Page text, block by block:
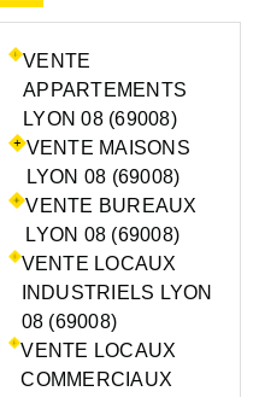
VENTE
APPARTEMENTS
LYON 08 (69008)
VENTE MAISONS
LYON 08 (69008)
VENTE BUREAUX
LYON 08 (69008)
VENTE LOCAUX
INDUSTRIELS LYON
08 (69008)
VENTE LOCAUX
COMMERCIAUX